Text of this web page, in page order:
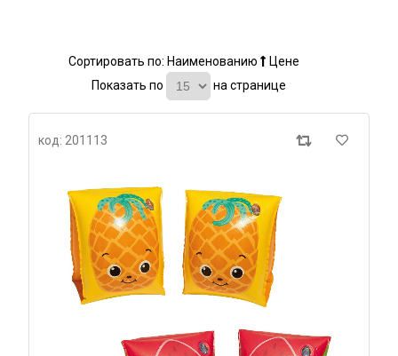
Сортировать по: Наименованию
Цене
Показать по
на странице
код: 201113